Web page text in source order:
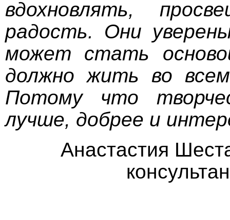
вдохновлять,
радость. Они
может стать
должно жить во
Потому что
лучше, добрее и
Анастастия